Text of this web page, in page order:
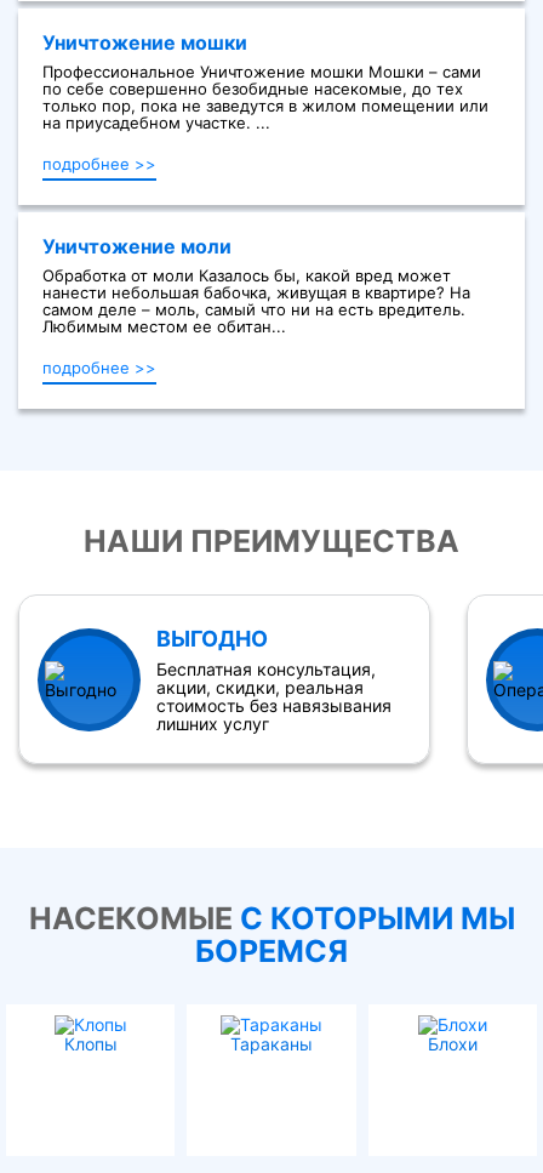
Уничтожение мошки
Профессиональное Уничтожение мошки Мошки – сами
по себе совершенно безобидные насекомые, до тех
только пор, пока не заведутся в жилом помещении или
на приусадебном участке. ...
подробнее >>
Уничтожение моли
Обработка от моли Казалось бы, какой вред может
нанести небольшая бабочка, живущая в квартире? На
самом деле – моль, самый что ни на есть вредитель.
Любимым местом ее обитан...
подробнее >>
НАШИ ПРЕИМУЩЕСТВА
ВЫГОДНО
Бесплатная консультация,
акции, скидки, реальная
стоимость без навязывания
лишних услуг
НАСЕКОМЫЕ С КОТОРЫМИ МЫ
БОРЕМСЯ
Клопы Тараканы Блохи